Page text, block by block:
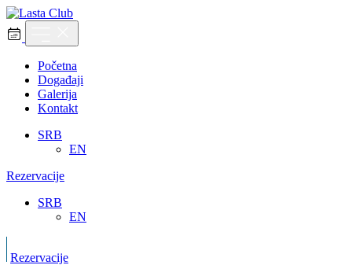
Početna
Događaji
Galerija
Kontakt
SRB
EN
Rezervacije
SRB
EN
Rezervacije